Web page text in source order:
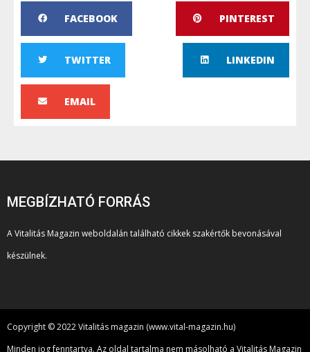
FACEBOOK PINTEREST
TWITTER LINKEDIN
EMAIL
MEGBÍZHATÓ FORRÁS
A Vitalitás Magazin weboldalán található cikkek szakértők bevonásával
készülnek.
Copyright © 2022 Vitalitás magazin (www.vital-magazin.hu)
Minden jog fenntartva. Az oldal tartalma nem másolható a Vitalitás Magazin